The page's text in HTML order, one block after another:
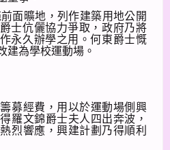
面曠地，列作建築用地公開
士伉儷協力爭取，政府乃將
永久辦學之用。何東爵士慨
建為學校運動場。
募經費，用以於運動場側興
羅文錦爵士夫人四出奔波，
烈響應，興建計劃乃得順利